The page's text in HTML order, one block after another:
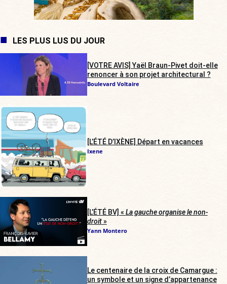
LES PLUS LUS DU JOUR
[VOTRE AVIS] Yaël Braun-Pivet doit-elle
renoncer à son projet architectural ?
Boulevard Voltaire
[L’ÉTÉ D’IXÈNE] Départ en vacances
Ixene
[L’ÉTÉ BV] « La gauche organise le non-
droit»
Yann Montero
Le centenaire de la croix de Camargue :
un symbole et un signe d’appartenance